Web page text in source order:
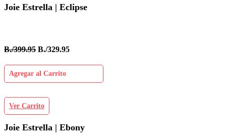
Joie Estrella | Eclipse
B./399.95 B./329.95
Agregar al Carrito
Ver Carrito
Joie Estrella | Ebony